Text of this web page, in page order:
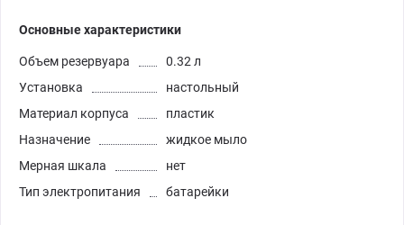
Основные характеристики
Объем резервуара
0.32 л
Установка
настольный
Материал корпуса
пластик
Назначение
жидкое мыло
Мерная шкала
нет
Тип электропитания
батарейки